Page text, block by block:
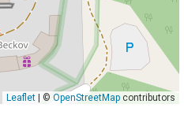
Leaflet| © OpenStreetMapcontributors